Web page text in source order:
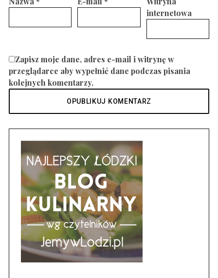
internetowa
Zapisz moje dane, adres e-mail i witrynę w
przeglądarce aby wypełnić dane podczas pisania
kolejnych komentarzy.